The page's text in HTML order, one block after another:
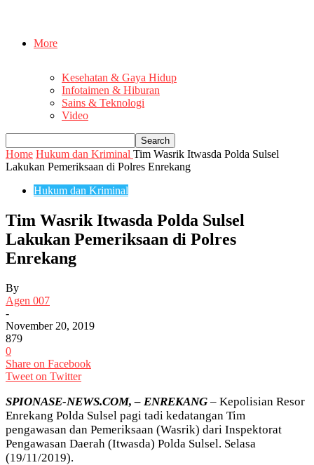
More
Kesehatan & Gaya Hidup
Infotaimen & Hiburan
Sains & Teknologi
Video
Home Hukum dan Kriminal Tim Wasrik Itwasda Polda Sulsel
Lakukan Pemeriksaan di Polres Enrekang
Hukum dan Kriminal
Tim Wasrik Itwasda Polda Sulsel
Lakukan Pemeriksaan di Polres
Enrekang
By
Agen 007
-
November 20, 2019
879
0
Share on Facebook
Tweet on Twitter
SPIONASE-NEWS.COM, – ENREKANG – Kepolisian Resor
Enrekang Polda Sulsel pagi tadi kedatangan Tim
pengawasan dan Pemeriksaan (Wasrik) dari Inspektorat
Pengawasan Daerah (Itwasda) Polda Sulsel. Selasa
(19/11/2019).